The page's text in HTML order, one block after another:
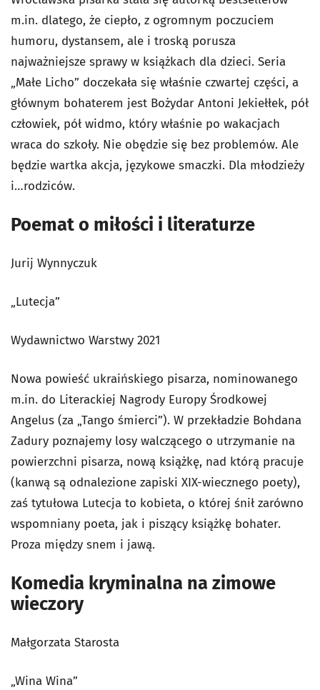
m.in. dlatego, że ciepło, z ogromnym poczuciem
humoru, dystansem, ale i troską porusza
najważniejsze sprawy w książkach dla dzieci. Seria
„Małe Licho” doczekała się właśnie czwartej części, a
głównym bohaterem jest Bożydar Antoni Jekiełłek, pół
człowiek, pół widmo, który właśnie po wakacjach
wraca do szkoły. Nie obędzie się bez problemów. Ale
będzie wartka akcja, językowe smaczki. Dla młodzieży
i…rodziców.
Poemat o miłości i literaturze
Jurij Wynnyczuk
„Lutecja”
Wydawnictwo Warstwy 2021
Nowa powieść ukraińskiego pisarza, nominowanego
m.in. do Literackiej Nagrody Europy Środkowej
Angelus (za „Tango śmierci”). W przekładzie Bohdana
Zadury poznajemy losy walczącego o utrzymanie na
powierzchni pisarza, nową książkę, nad którą pracuje
(kanwą są odnalezione zapiski XIX-wiecznego poety),
zaś tytułowa Lutecja to kobieta, o której śnił zarówno
wspomniany poeta, jak i piszący książkę bohater.
Proza między snem i jawą.
Komedia kryminalna na zimowe
wieczory
Małgorzata Starosta
„Wina Wina”